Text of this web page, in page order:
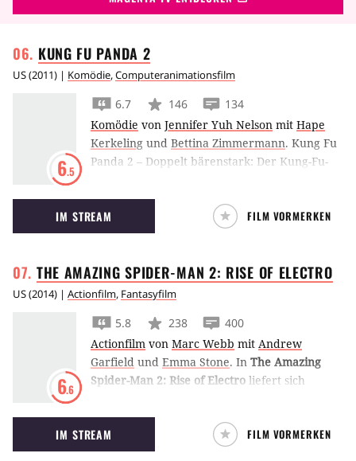
KUNG FU PANDA 2
US(2011) | Komödie,Computeranimationsfilm
6.5
6.7 146
134
Komödie von Jennifer Yuh Nelson mit Hape
Kerkeling und Bettina Zimmermann. Kung Fu
Panda 2 – Doppelt bärenstark: Der Kung-Fu-
einem Bösewicht zu retten, muss er sich
jedoch seiner eigenen Vergangenheit stellen.
IM STREAM FILM VORMERKEN
THE AMAZING SPIDER-MAN 2: RISE OF ELECTRO
US(2014) | Actionfilm, Fantasyfilm
6.6
5.8 238
400
Actionfilm von Marc Webb mit Andrew
Garfield und Emma Stone. In The Amazing
Spider-Man 2: Rise of Electro liefert sich
Kampf mit Jamie Foxx.
IM STREAM FILM VORMERKEN